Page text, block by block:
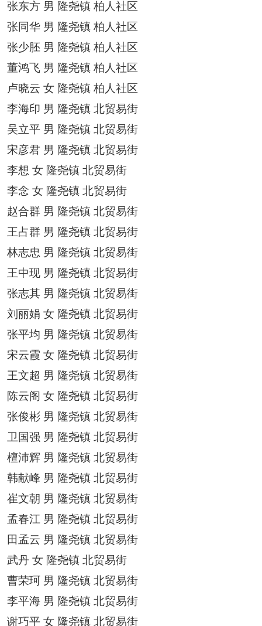
张东方 男 隆尧镇 柏人社区
张同华 男 隆尧镇 柏人社区
张少胚 男 隆尧镇 柏人社区
董鸿飞 男 隆尧镇 柏人社区
卢晓云 女 隆尧镇 柏人社区
李海印 男 隆尧镇 北贸易街
吴立平 男 隆尧镇 北贸易街
宋彦君 男 隆尧镇 北贸易街
李想 女 隆尧镇 北贸易街
李念 女 隆尧镇 北贸易街
赵合群 男 隆尧镇 北贸易街
王占群 男 隆尧镇 北贸易街
林志忠 男 隆尧镇 北贸易街
王中现 男 隆尧镇 北贸易街
张志其 男 隆尧镇 北贸易街
刘丽娟 女 隆尧镇 北贸易街
张平均 男 隆尧镇 北贸易街
宋云霞 女 隆尧镇 北贸易街
王文超 男 隆尧镇 北贸易街
陈云阁 女 隆尧镇 北贸易街
张俊彬 男 隆尧镇 北贸易街
卫国强 男 隆尧镇 北贸易街
檀沛辉 男 隆尧镇 北贸易街
韩献峰 男 隆尧镇 北贸易街
崔文朝 男 隆尧镇 北贸易街
孟春江 男 隆尧镇 北贸易街
田孟云 男 隆尧镇 北贸易街
武丹 女 隆尧镇 北贸易街
曹荣珂 男 隆尧镇 北贸易街
李平海 男 隆尧镇 北贸易街
谢巧平 女 隆尧镇 北贸易街